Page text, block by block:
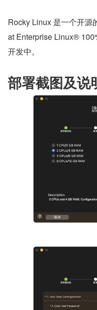
Rocky Linux 是一个开源
at Enterprise Linux®
开发中。
部署截图及说